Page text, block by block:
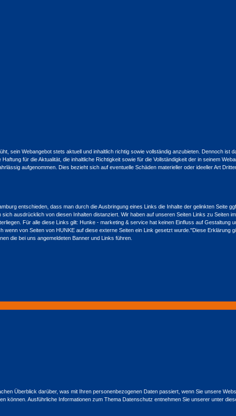
sein Webangebot stets aktuell und inhaltlich richtig sowie vollständig anzubieten. Dennoch ist
für die Aktualität, die inhaltliche Richtigkeit sowie für die Vollständigkeit der in seinem
aufgenommen. Dies bezieht sich auf eventuelle Schäden materieller oder ideeller Art
entschieden, dass man durch die Ausbringung eines Links die Inhalte der gelinkten Seite
ausdrücklich von diesen Inhalten distanziert. Wir haben auf unseren Seiten Links zu Seiten
Für alle diese Links gilt: Hunke - marketing & service hat keinen Einfluss auf Gestaltung
wenn von Seiten von HUNKE auf diese externe Seiten ein Link gesetzt wurde."Diese Erklärung
die bei uns angemeldeten Banner und Links führen.
Überblick darüber, was mit Ihren personenbezogenen Daten passiert, wenn Sie unsere
können. Ausführliche Informationen zum Thema Datenschutz entnehmen Sie unserer unter